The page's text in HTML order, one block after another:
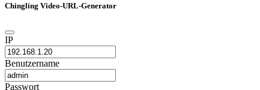
Chingling Video-URL-Generator
IP
Benutzername
Passwort